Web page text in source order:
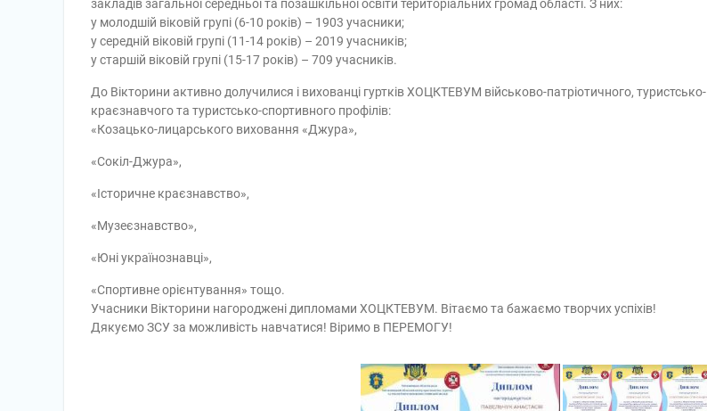
закладів загальної середньої та позашкільної освіти територіальних громад області. З них:
у молодшій віковій групі (6-10 років) – 1903 учасники;
у середній віковій групі (11-14 років) – 2019 учасників;
у старшій віковій групі (15-17 років) – 709 учасників.
До Вікторини активно долучилися і вихованці гуртків ХОЦКТЕВУМ військово-патріотичного, туристсько-
краєзнавчого та туристсько-спортивного профілів:
«Козацько-лицарського виховання «Джура»,
«Сокіл-Джура»,
«Історичне краєзнавство»,
«Музеєзнавство»,
«Юні українознавці»,
«Спортивне орієнтування» тощо.
Учасники Вікторини нагороджені дипломами ХОЦКТЕВУМ. Вітаємо та бажаємо творчих успіхів!
Дякуємо ЗСУ за можливість навчатися! Віримо в ПЕРЕМОГУ!